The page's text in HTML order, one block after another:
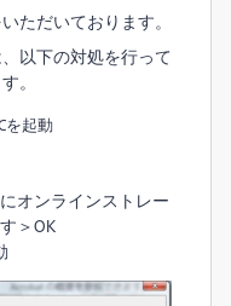
ただいております。
以下の対処を行って
。
を起動
オンラインストレー
＞OK